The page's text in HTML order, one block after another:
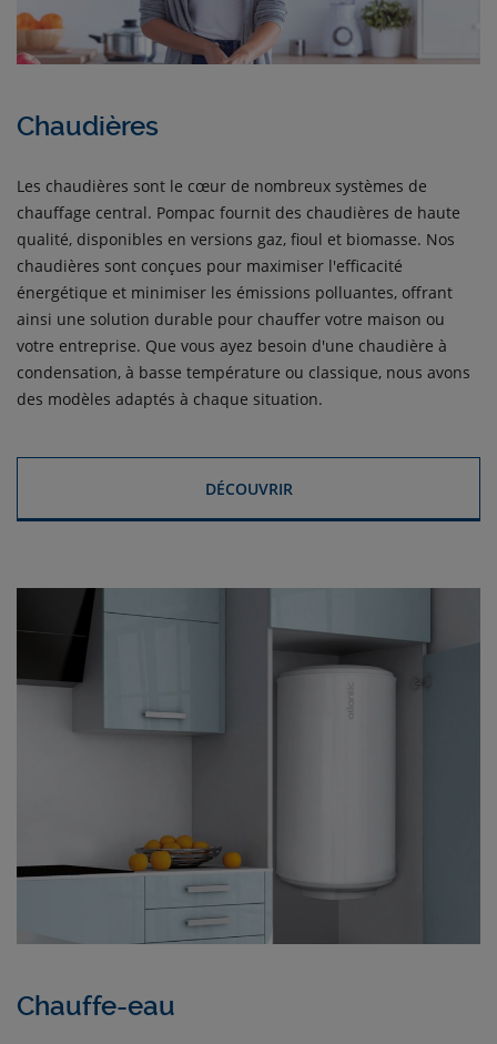
Chaudières
Les chaudières sont le cœur de nombreux systèmes de
chauffage central. Pompac fournit des chaudières de haute
qualité, disponibles en versions gaz, fioul et biomasse. Nos
chaudières sont conçues pour maximiser l'efficacité
énergétique et minimiser les émissions polluantes, offrant
ainsi une solution durable pour chauffer votre maison ou
votre entreprise. Que vous ayez besoin d'une chaudière à
condensation, à basse température ou classique, nous avons
des modèles adaptés à chaque situation.
DÉCOUVRIR
Chauffe-eau